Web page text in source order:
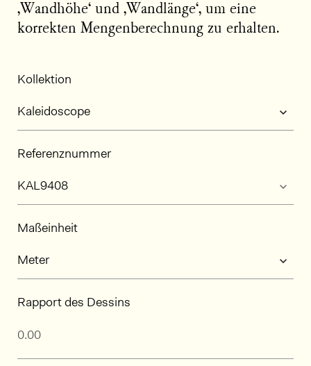
‚Wandhöhe‘ und ‚Wandlänge‘, um eine
korrekten Mengenberechnung zu erhalten.
Kollektion
Referenznummer
Maßeinheit
Rapport des Dessins